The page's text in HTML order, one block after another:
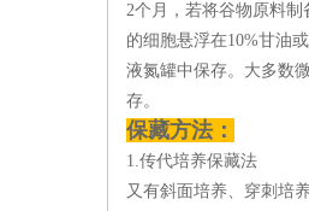
2个月，若将谷物原料
的细胞悬浮在10%甘油
液氮罐中保存。大多数
存。
保藏方法：
1.传代培养保藏法
又有斜面培养、穿刺培